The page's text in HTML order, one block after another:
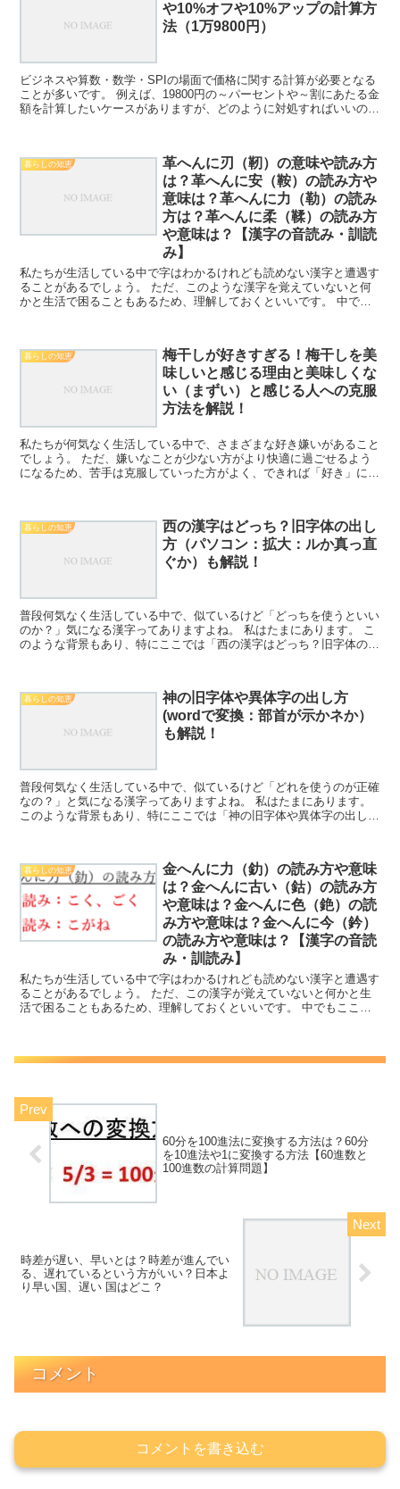
や10%オフや10%アップの計算方
法（1万9800円）
ビジネスや算数・数学・SPIの場面で価格に関する計算が必要となる
ことが多いです。 例えば、19800円の～パーセントや～割にあたる金
額を計算したいケースがありますが、どのように対処すればいいのか
暮らしの知恵
革へんに刃（靭）の意味や読み方
は？革へんに安（鞍）の読み方や
意味は？革へんに力（勒）の読み
方は？革へんに柔（鞣）の読み方
や意味は？【漢字の音読み・訓読
み】
私たちが生活している中で字はわかるけれども読めない漢字と遭遇す
ることがあるでしょう。 ただ、このような漢字を覚えていないと何
かと生活で困ることもあるため、理解しておくといいです。 中でも
暮らしの知恵
梅干しが好きすぎる！梅干しを美
味しいと感じる理由と美味しくな
い（まずい）と感じる人への克服
方法を解説！
私たちが何気なく生活している中で、さまざまな好き嫌いがあること
でしょう。 ただ、嫌いなことが少ない方がより快適に過ごせるよう
になるため、苦手は克服していった方がよく、できれば「好き」にな
暮らしの知恵
西の漢字はどっち？旧字体の出し
方（パソコン：拡大：ルか真っ直
ぐか）も解説！
普段何気なく生活している中で、似ているけど「どっちを使うといい
のか？」気になる漢字ってありますよね。 私はたまにあります。 こ
のような背景もあり、特にここでは「西の漢字はどっち？旧字体の出
暮らしの知恵
神の旧字体や異体字の出し方
(wordで変換：部首が示かネか）
も解説！
普段何気なく生活している中で、似ているけど「どれを使うのが正確
なの？」と気になる漢字ってありますよね。 私はたまにあります。
このような背景もあり、特にここでは「神の旧字体や異体字の出し方
暮らしの知恵
金へんに力（釛）の読み方や意味
は？金へんに古い（鈷）の読み方
や意味は？金へんに色（銫）の読
み方や意味は？金へんに今（鈐）
の読み方や意味は？【漢字の音読
み・訓読み】
私たちが生活している中で字はわかるけれども読めない漢字と遭遇す
ることがあるでしょう。 ただ、この漢字が覚えていないと何かと生
活で困ることもあるため、理解しておくといいです。 中でもここで
60分を100進法に変換する方法は？60分
を10進法や1に変換する方法【60進数と
100進数の計算問題】
時差が遅い、早いとは？時差が進んでい
る、遅れているという方がいい？日本よ
り早い国、遅い 国はどこ？
コメント
コメントを書き込む